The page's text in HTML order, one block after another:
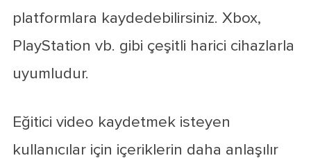
platformlara kaydedebilirsiniz. Xbox,
PlayStation vb. gibi çeşitli harici cihazlarla
uyumludur.
Eğitici video kaydetmek isteyen
kullanıcılar için içeriklerin daha anlaşılır